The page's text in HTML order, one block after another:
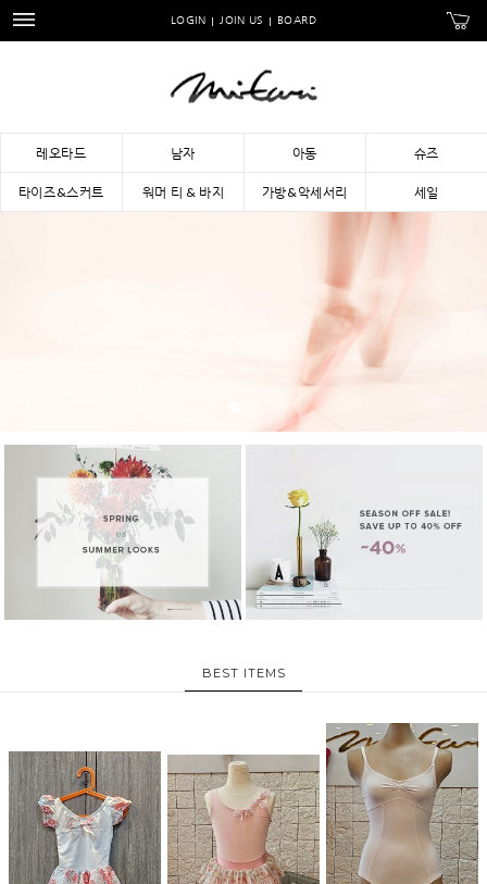
LOGIN JOIN US BOARD
레오타드 남자 아동 슈즈
타이즈&스커트 워머 티 & 바지 가방&악세서리 세일
BEST ITEMS